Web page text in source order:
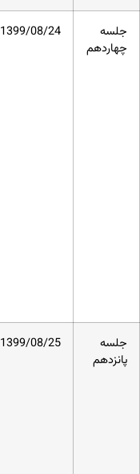
جلسه
چهاردهم
1399/08/24
جلسه
پانزدهم
1399/08/25